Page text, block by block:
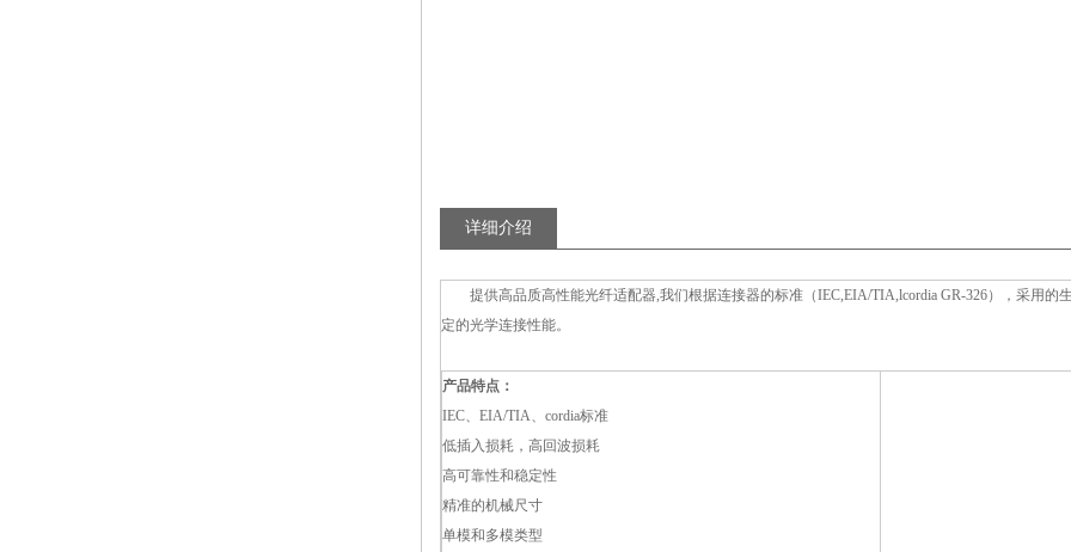
详细介绍
提供高品质高性能光纤适配器,我们根据连接器的标准（IEC,EIA/TIA,lcordia GR-326），采用的
定的光学连接性能。
产品特点：
IEC、EIA/TIA、cordia标准
低插入损耗，高回波损耗
高可靠性和稳定性
精准的机械尺寸
单模和多模类型